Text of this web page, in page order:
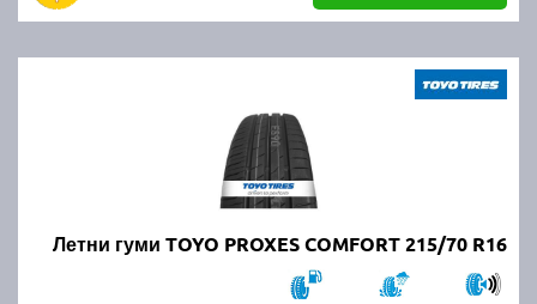
Летни гуми TOYO PROXES COMFORT 215/70 R16